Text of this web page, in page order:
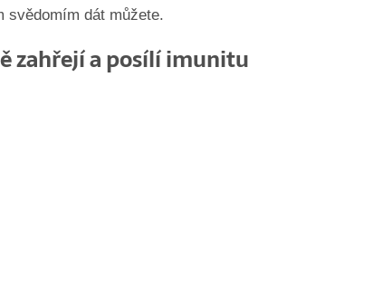
svědomím dát můžete.
zahřejí a posílí imunitu